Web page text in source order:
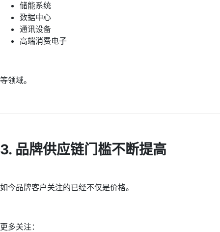
储能系统
数据中心
通讯设备
高端消费电子
等领域。
3. 品牌供应链门槛不断提高
如今品牌客户关注的已经不仅是价格。
更多关注：